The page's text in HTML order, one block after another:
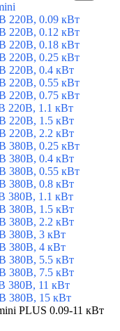
220В, 0.09 кВт
220В, 0.12 кВт
220В, 0.18 кВт
220В, 0.25 кВт
220В, 0.4 кВт
220В, 0.55 кВт
220В, 0.75 кВт
220В, 1.1 кВт
220В, 1.5 кВт
220В, 2.2 кВт
380В, 0.25 кВт
380В, 0.4 кВт
380В, 0.55 кВт
380В, 0.8 кВт
380В, 1.1 кВт
380В, 1.5 кВт
380В, 2.2 кВт
380В, 3 кВт
380В, 4 кВт
380В, 5.5 кВт
380В, 7.5 кВт
380В, 11 кВт
380В, 15 кВт
PLUS 0.09-11 кВт